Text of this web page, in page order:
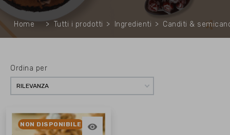
Home Tutti i prodotti Ingredienti Canditi &
Ordina per
RILEVANZA
NON DISPONIBILE 